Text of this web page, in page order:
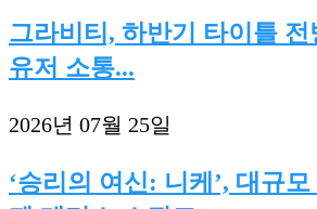
그라비티, 하반기 타이틀 전
유저 소통...
2026년 07월 25일
‘승리의 여신: 니케’, 대규